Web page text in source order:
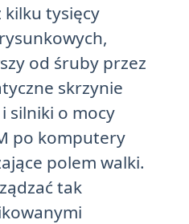
kilku tysięcy
od śruby przez
skrzynie
silniki o mocy
po komputery
polem walki.
tak